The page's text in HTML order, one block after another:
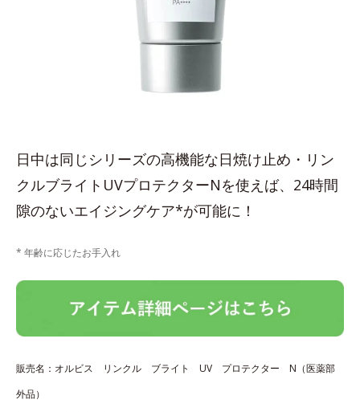
日中は同じシリーズの高機能な日焼け止め・リン
クルブライトUVプロテクターNを使えば、24時間
隙のないエイジングケア*が可能に！
* 年齢に応じたお手入れ
販売名：オルビス リンクル ブライト UV プロテクター N（医薬部
外品）